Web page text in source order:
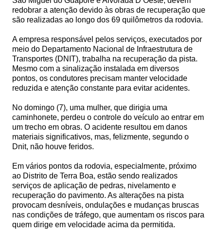
redobrar a atenção devido às obras de recuperação que
são realizadas ao longo dos 69 quilômetros da rodovia.
A empresa responsável pelos serviços, executados por
meio do Departamento Nacional de Infraestrutura de
Transportes (DNIT), trabalha na recuperação da pista.
Mesmo com a sinalização instalada em diversos
pontos, os condutores precisam manter velocidade
reduzida e atenção constante para evitar acidentes.
No domingo (7), uma mulher, que dirigia uma
caminhonete, perdeu o controle do veículo ao entrar em
um trecho em obras. O acidente resultou em danos
materiais significativos, mas, felizmente, segundo o
Dnit, não houve feridos.
Em vários pontos da rodovia, especialmente, próximo
ao Distrito de Terra Boa, estão sendo realizados
serviços de aplicação de pedras, nivelamento e
recuperação do pavimento. As alterações na pista
provocam desníveis, ondulações e mudanças bruscas
nas condições de tráfego, que aumentam os riscos para
quem dirige em velocidade acima da permitida.